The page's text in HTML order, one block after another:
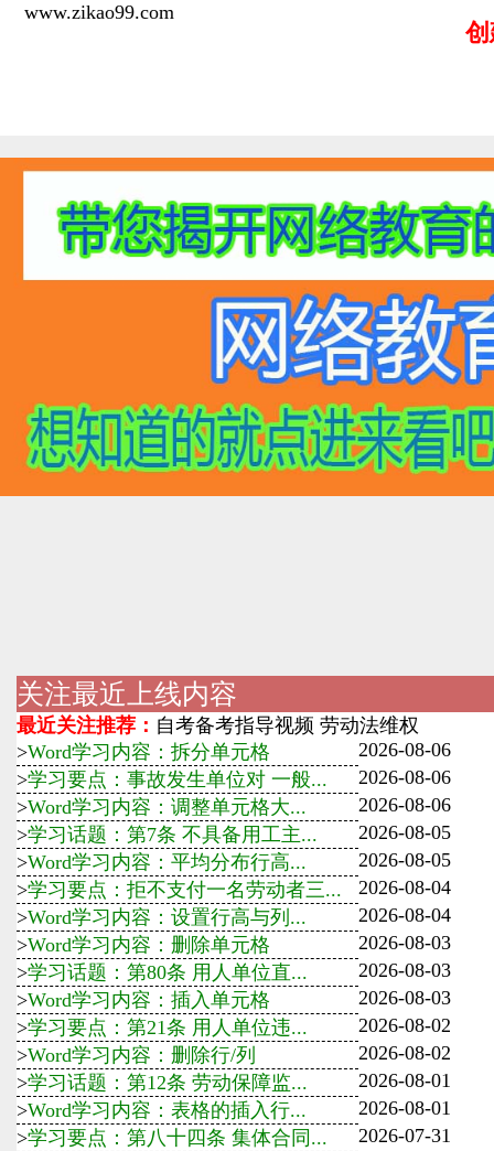
www.zikao99.com
关注最近上线内容
最近关注推荐： 自考备考指导视频 劳动法维权
>Word学习内容：拆分单元格
2026-08-06
>学习要点：事故发生单位对 一般...
2026-08-06
>Word学习内容：调整单元格大...
2026-08-06
>学习话题：第7条 不具备用工主...
2026-08-05
>Word学习内容：平均分布行高...
2026-08-05
>学习要点：拒不支付一名劳动者三...
2026-08-04
>Word学习内容：设置行高与列...
2026-08-04
>Word学习内容：删除单元格
2026-08-03
>学习话题：第80条 用人单位直...
2026-08-03
>Word学习内容：插入单元格
2026-08-03
>学习要点：第21条 用人单位违...
2026-08-02
>Word学习内容：删除行/列
2026-08-02
>学习话题：第12条 劳动保障监...
2026-08-01
>Word学习内容：表格的插入行...
2026-08-01
>学习要点：第八十四条 集体合同...
2026-07-31